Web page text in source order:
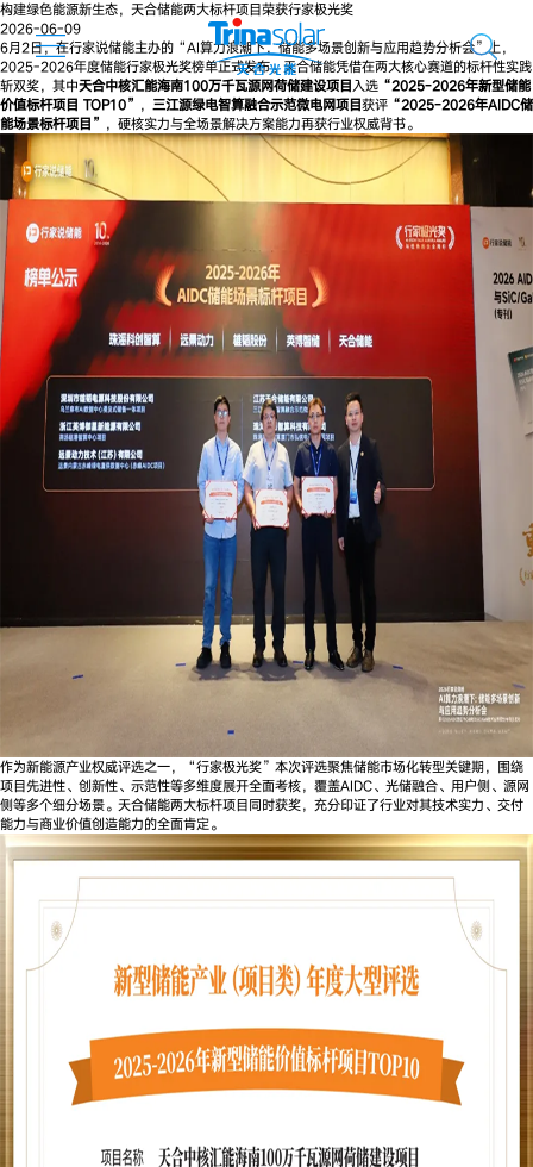
构建绿色能源新生态，天合储能两大标杆项目荣获行家极光奖
2026-06-09
6月2日，在行家说储能主办的“AI算力浪潮下，储能多场景创新与应用趋势分析会”上，
2025-2026年度储能行家极光奖榜单正式发布。天合储能凭借在两大核心赛道的标杆性实践
斩双奖，其中天合中核汇能海南100万千瓦源网荷储建设项目入选 “2025-2026年新型储能
价值标杆项目 TOP10” ， 三江源绿电智算融合示范微电网项目获评 “2025-2026年AIDC储
能场景标杆项目” ，硬核实力与全场景解决方案能力再获行业权威背书。
作为新能源产业权威评选之一，“行家极光奖”本次评选聚焦储能市场化转型关键期，围绕
项目先进性、创新性、示范性等多维度展开全面考核，覆盖AIDC、光储融合、用户侧、源网
侧等多个细分场景。天合储能两大标杆项目同时获奖，充分印证了行业对其技术实力、交付
能力与商业价值创造能力的全面肯定。